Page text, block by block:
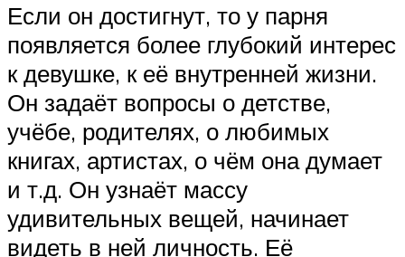
Если он достигнут, то у парня
появляется более глубокий интерес
к девушке, к её внутренней жизни.
Он задаёт вопросы о детстве,
учёбе, родителях, о любимых
книгах, артистах, о чём она думает
и т.д. Он узнаёт массу
удивительных вещей, начинает
видеть в ней личность. Её